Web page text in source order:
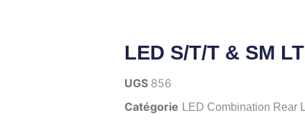
LED S/T/T & SM
UGS 856
Catégorie LED Combination Rear